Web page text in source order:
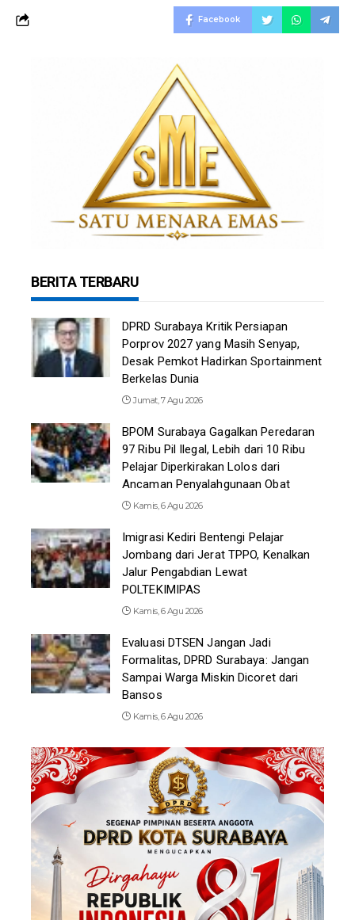
Facebook
BERITA TERBARU
DPRD Surabaya Kritik Persiapan
Porprov 2027 yang Masih Senyap,
Desak Pemkot Hadirkan Sportainment
Berkelas Dunia
Jumat, 7 Agu 2026
BPOM Surabaya Gagalkan Peredaran
97 Ribu Pil Ilegal, Lebih dari 10 Ribu
Pelajar Diperkirakan Lolos dari
Ancaman Penyalahgunaan Obat
Kamis, 6 Agu 2026
Imigrasi Kediri Bentengi Pelajar
Jombang dari Jerat TPPO, Kenalkan
Jalur Pengabdian Lewat
POLTEKIMIPAS
Kamis, 6 Agu 2026
Evaluasi DTSEN Jangan Jadi
Formalitas, DPRD Surabaya: Jangan
Sampai Warga Miskin Dicoret dari
Bansos
Kamis, 6 Agu 2026